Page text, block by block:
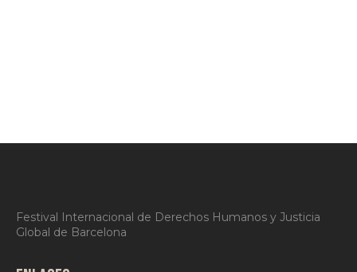
Festival Internacional de Derechos Humanos y Justicia
Global de Barcelona